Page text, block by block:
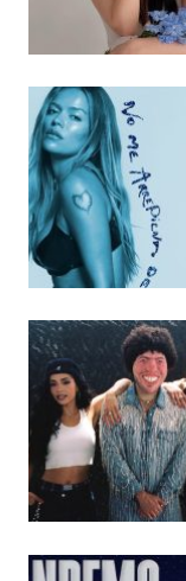
News
Musica
Cultura
Attualità
Costume
Extra
Eventi